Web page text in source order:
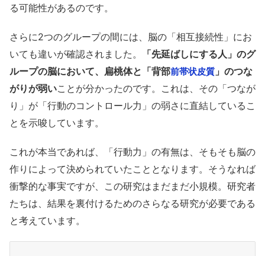
る可能性があるのです。
さらに2つのグループの間には、脳の「相互接続性」にお
いても違いが確認されました。
「先延ばしにする人」のグ
ループの脳において、扁桃体と「背部前帯状皮質 」のつな
がりが弱いことが分かったのです。これは、その「つなが
り」が「行動のコントロール力」の弱さに直結しているこ
とを示唆しています。
これが本当であれば、「行動力」の有無は、そもそも脳の
作りによって決められていたこととなります。そうなれば
衝撃的な事実ですが、この研究はまだまだ小規模。研究者
たちは、結果を裏付けるためのさらなる研究が必要である
と考えています。